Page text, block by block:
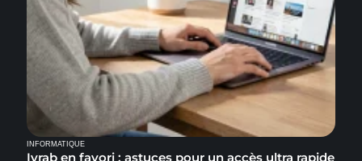
INFORMATIQUE
Ivrab en favori : astuces pour un accès ultra rapide